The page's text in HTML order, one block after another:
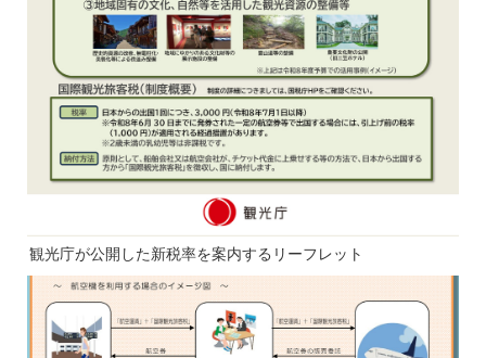
観光庁が公開した新税率を案内するリーフレット